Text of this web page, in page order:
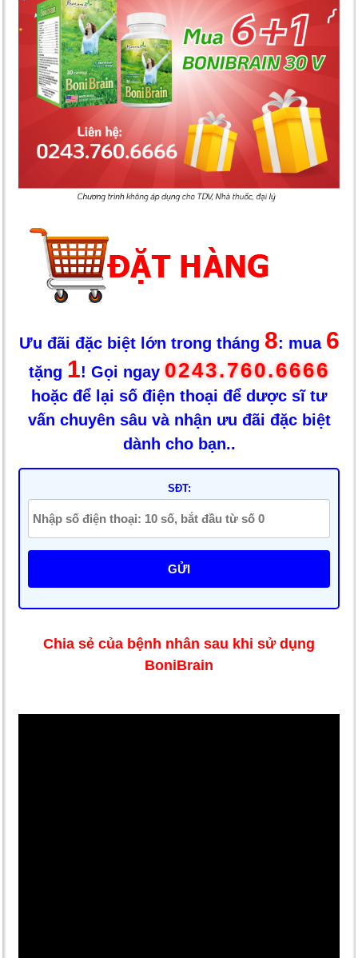
Ưu đãi đặc biệt lớn trong tháng 8: mua 6
tặng 1! Gọi ngay 0243.760.6666
hoặc để lại số điện thoại để dược sĩ tư
vấn chuyên sâu và nhận ưu đãi đặc biệt
dành cho bạn..
SĐT:
GỬI
Chia sẻ của bệnh nhân sau khi sử dụng
BoniBrain